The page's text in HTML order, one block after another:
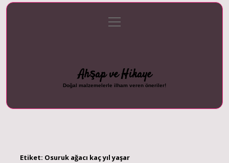
Gizlilik Politikası
menüyü
aç
Ahşap ve Hikaye
Doğal malzemelerle ilham veren öneriler!
Etiket: Osuruk ağacı kaç yıl yaşar